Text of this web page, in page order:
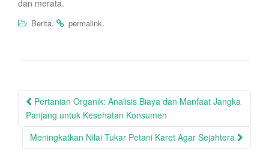
dan merata.
Berita. permalink.
Post
navigation
Pertanian Organik: Analisis Biaya dan Manfaat Jangka
Panjang untuk Kesehatan Konsumen
Meningkatkan Nilai Tukar Petani Karet Agar Sejahtera